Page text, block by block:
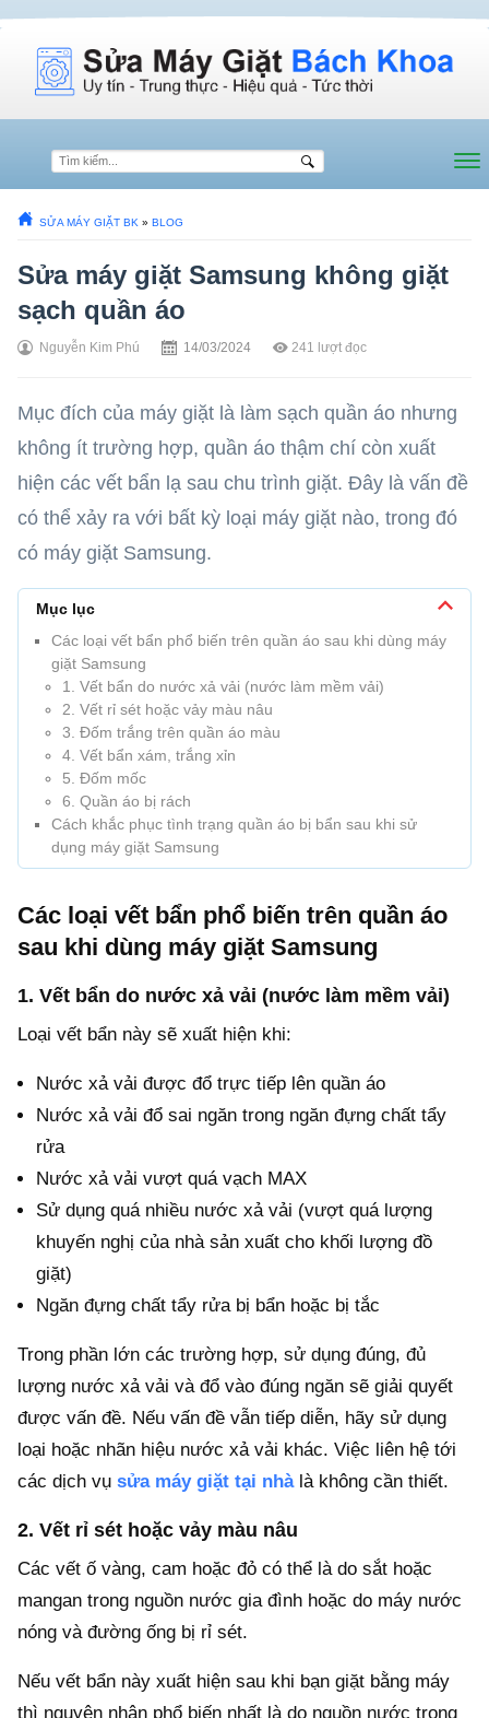
SỬA MÁY GIẶT BK » BLOG
Sửa máy giặt Samsung không giặt
sạch quần áo
Nguyễn Kim Phú 14/03/2024 241 lượt đọc
Mục đích của máy giặt là làm sạch quần áo nhưng
không ít trường hợp, quần áo thậm chí còn xuất
hiện các vết bẩn lạ sau chu trình giặt. Đây là vấn đề
có thể xảy ra với bất kỳ loại máy giặt nào, trong đó
có máy giặt Samsung.
Mục lục
Các loại vết bẩn phổ biến trên quần áo sau khi dùng máy
giặt Samsung
1. Vết bẩn do nước xả vải (nước làm mềm vải)
2. Vết rỉ sét hoặc vảy màu nâu
3. Đốm trắng trên quần áo màu
4. Vết bẩn xám, trắng xỉn
5. Đốm mốc
6. Quần áo bị rách
Cách khắc phục tình trạng quần áo bị bẩn sau khi sử
dụng máy giặt Samsung
Các loại vết bẩn phổ biến trên quần áo
sau khi dùng máy giặt Samsung
1. Vết bẩn do nước xả vải (nước làm mềm vải)
Loại vết bẩn này sẽ xuất hiện khi:
Nước xả vải được đổ trực tiếp lên quần áo
Nước xả vải đổ sai ngăn trong ngăn đựng chất tẩy
rửa
Nước xả vải vượt quá vạch MAX
Sử dụng quá nhiều nước xả vải (vượt quá lượng
khuyến nghị của nhà sản xuất cho khối lượng đồ
giặt)
Ngăn đựng chất tẩy rửa bị bẩn hoặc bị tắc
Trong phần lớn các trường hợp, sử dụng đúng, đủ
lượng nước xả vải và đổ vào đúng ngăn sẽ giải quyết
được vấn đề. Nếu vấn đề vẫn tiếp diễn, hãy sử dụng
loại hoặc nhãn hiệu nước xả vải khác. Việc liên hệ tới
các dịch vụ sửa máy giặt tại nhàlà không cần thiết.
2. Vết rỉ sét hoặc vảy màu nâu
Các vết ố vàng, cam hoặc đỏ có thể là do sắt hoặc
mangan trong nguồn nước gia đình hoặc do máy nước
nóng và đường ống bị rỉ sét.
Nếu vết bẩn này xuất hiện sau khi bạn giặt bằng máy
thì nguyên nhân phổ biến nhất là do nguồn nước trong